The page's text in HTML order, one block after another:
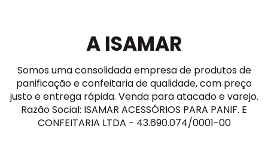
A ISAMAR
Somos uma consolidada empresa de produtos de
panificação e confeitaria de qualidade, com preço
justo e entrega rápida. Venda para atacado e varejo.
Razão Social: ISAMAR ACESSÓRIOS PARA PANIF. E
CONFEITARIA LTDA - 43.690.074/0001-00